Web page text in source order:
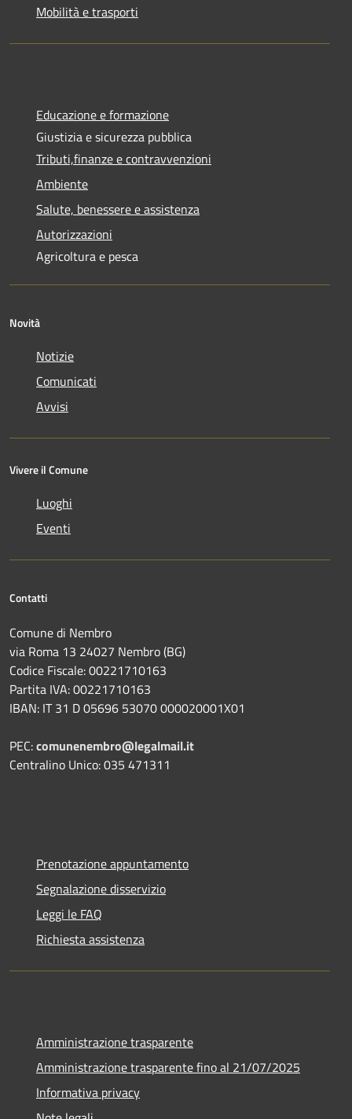
Mobilità e trasporti
Educazione e formazione
Giustizia e sicurezza pubblica
Tributi,finanze e contravvenzioni
Ambiente
Salute, benessere e assistenza
Autorizzazioni
Agricoltura e pesca
Novità
Notizie
Comunicati
Avvisi
Vivere il Comune
Luoghi
Eventi
Contatti
Comune di Nembro
via Roma 13 24027 Nembro (BG)
Codice Fiscale: 00221710163
Partita IVA: 00221710163
IBAN: IT 31 D 05696 53070 000020001X01
PEC:comunenembro@legalmail.it
Centralino Unico: 035 471311
Prenotazione appuntamento
Segnalazione disservizio
Leggi le FAQ
Richiesta assistenza
Amministrazione trasparente
Amministrazione trasparente fino al 21/07/2025
Informativa privacy